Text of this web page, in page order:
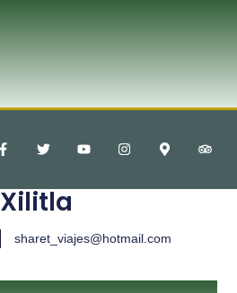
Xilitla
sharet_viajes@hotmail.com